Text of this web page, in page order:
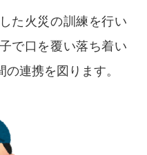
た火災の訓練を行い
で口を覆い落ち着い
連携を図ります。